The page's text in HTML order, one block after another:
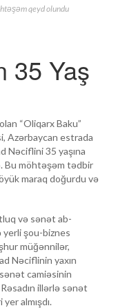
qeyd olundu
35 Yaş
“Oliqarx Baku”
Azərbaycan estrada
Nəciflini 35 yaşına
Bu möhtəşəm tədbir
maraq doğurdu və
və sənət ab-
yerli şou-biznes
müğənnilər,
Nəciflinin yaxın
camiəsinin
illərlə sənət
almışdı.